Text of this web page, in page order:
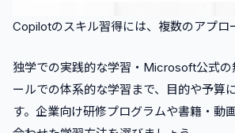
Copilotのスキル習得には、複数のアプロ
独学での実践的な学習・Microsoft公式の
ールでの体系的な学習まで、目的や予算
す。企業向け研修プログラムや書籍・動